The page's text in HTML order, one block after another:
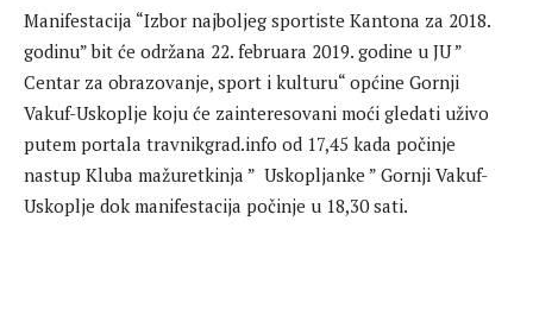
Manifestacija “Izbor najboljeg sportiste Kantona za 2018.
godinu” bit će održana 22. februara 2019. godine u JU ”
Centar za obrazovanje, sport i kulturu“ općine Gornji
Vakuf-Uskoplje koju će zainteresovani moći gledati uživo
putem portala travnikgrad.info od 17,45 kada počinje
nastup Kluba mažuretkinja ” Uskopljanke ” Gornji Vakuf-
Uskoplje dok manifestacija počinje u 18,30 sati.